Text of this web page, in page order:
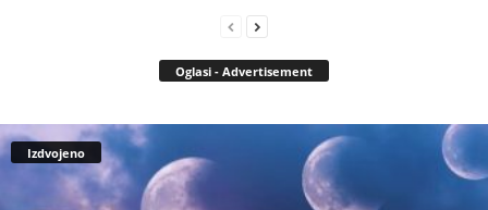
Oglasi - Advertisement
Izdvojeno